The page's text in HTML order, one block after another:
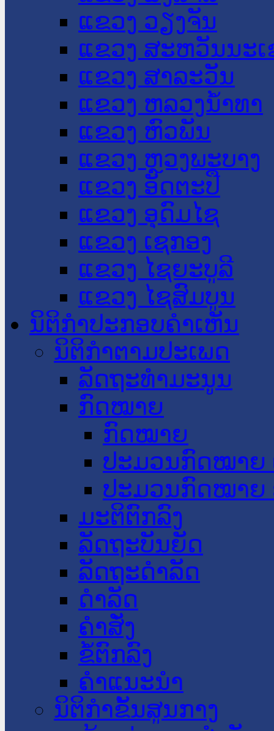
ແຂວງ ວຽງຈັນ
ແຂວງ ສະຫວັນນະ
ແຂວງ ສາລະວັນ
ແຂວງ ຫລວງນໍ້າທາ
ແຂວງ ຫົວພັນ
ແຂວງ ຫຼວງພະບາງ
ແຂວງ ອັດຕະປື
ແຂວງ ອຸດົມໄຊ
ແຂວງ ເຊກອງ
ແຂວງ ໄຊຍະບູລີ
ແຂວງ ໄຊສົມບູນ
ນິຕິກໍາປະກອບຄໍາເຫັນ
ນິຕິກໍາຕາມປະເພດ
ລັດຖະທໍາມະນູນ
ກົດໝາຍ
ກົດໝາຍ
ປະມວນກົດໝາຍ
ປະມວນກົດໝາຍ
ມະຕິຕົກລົງ
ລັດຖະບັນຍັດ
ລັດຖະດໍາລັດ
ດໍາລັດ
ຄໍາສັ່ງ
ຂໍ້ຕົກລົງ
ຄໍາແນະນໍາ
ນິຕິກຳຂັ້ນສູນກາງ